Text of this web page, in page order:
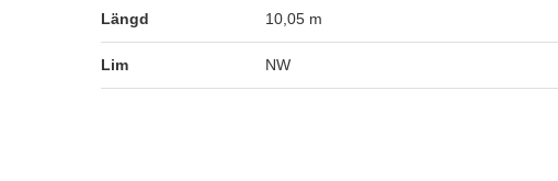
Längd 10,05 m
Lim NW